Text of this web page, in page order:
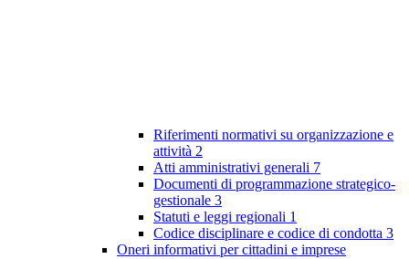
Riferimenti normativi su organizzazione e
attività 2
Atti amministrativi generali 7
Documenti di programmazione strategico-
gestionale 3
Statuti e leggi regionali 1
Codice disciplinare e codice di condotta 3
Oneri informativi per cittadini e imprese